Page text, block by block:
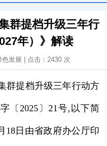
群提档升级三年行
年）》解读
色发展 | 点击： 2430 次
提档升级三年行动方
〔2025〕21号,以下简
18日由省政府办公厅印